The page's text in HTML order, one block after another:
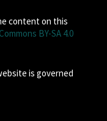
content on this
BY-SA 4.0
is governed